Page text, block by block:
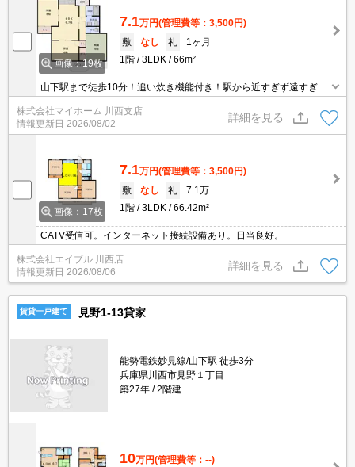
画像：19枚
7.1万円(管理費等：3,500円)
敷
なし 礼
1ヶ月
1階
3LDK 66m²
山下駅まで徒歩10分！追い炊き機能付き！駅から近すぎず遠すぎ
ず、コンビニが近くて生活に便利な立地です！駅前にスーパーもあ
り、仕事帰りなどにお買い物できます♪大通りに面しておらず、車の
音などは気になりにくいです！小・中学校までも近いので、ファミ
リーさんにもおすすめです♪
株式会社マイホーム 川西支店
情報更新日 2026/08/02
詳細を見る
画像：17枚
7.1万円(管理費等：3,500円)
敷
なし 礼
7.1万
1階
3LDK 66.42m²
CATV受信可。インターネット接続設備あり。日当良好。
株式会社エイブル 川西店
情報更新日 2026/08/06
詳細を見る
賃貸一戸建て 見野1-13貸家
能勢電鉄妙見線/山下駅 徒歩3分
兵庫県川西市見野１丁目
築27年
2階建
10万円(管理費等：--)